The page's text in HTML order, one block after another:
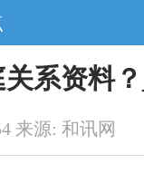
系资料
来源: 和讯网